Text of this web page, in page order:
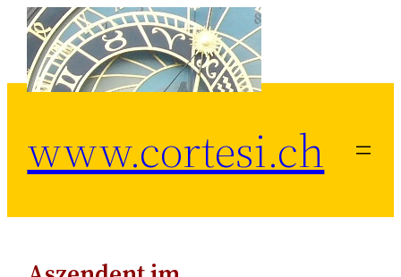
Zum
Inhalt
springen
www.cortesi.ch